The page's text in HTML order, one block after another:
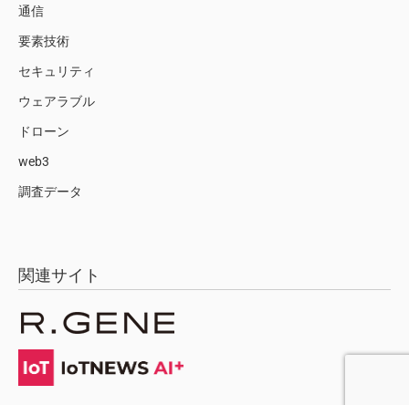
通信
要素技術
セキュリティ
ウェアラブル
ドローン
web3
調査データ
関連サイト